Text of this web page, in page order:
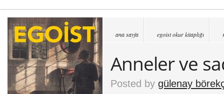
ana sayfa egoist okur kitaplığı
Anneler ve
Posted by gülenay